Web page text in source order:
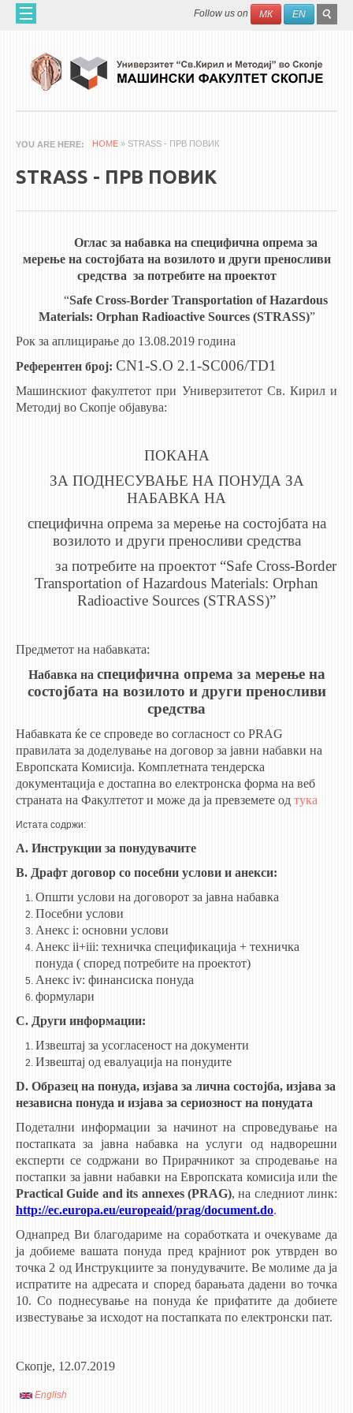
Skip to main content Search
Follow us on МК EN
ЗА НАС
60 ГОДИНИ МФ
НАУЧНА ДЕЈНОСТ
АПЛИКАТИВНА ДЕЈНОСТ
МЕЃУНАРОДНА СОРАБОТКА
ERASMUS+
CIRASIM
AIR QUALITY MODELLING
АКТИ
ИНФОРМАЦИИ ОД ЈАВЕН КАРАКТЕР
АНКЕТИ И САМОЕВАЛУАЦИИ
ЗАВРШНИ СМЕТКИ
ALUMNI MFS
ИЗВЕСТУВАЊА
РЕДОВНИ ПРОФ.
ВОНРЕДНИ ПРОФ.
ДОЦЕНТИ
ЛЕКТОРИ
ЛАБОРАНТИ
ПЕНЗИОНИРАН КАДАР
IN MEMORIAM
СТУДИИ
I ЦИКЛУС - ДОДИПЛОМСКИ
МЕЃУНАРОДНА РАЗМЕНА
ЕКВИВАЛЕНЦИИ ОД СТАРИ СТУДИСКИ ПРОГРАМИ
СТУДЕНТСКА СЛУЖБА
БИБЛИОТЕКА
ДА ВИНЧИ МАГАЗИН
СТИПЕНДИИ/ПРАКСИ
СТИПЕНДИИ
ПРАКСИ
YOU ARE HERE HOME » STRASS - ПРВ ПОВИК
STRASS - ПРВ ПОВИК
Оглас за набавка на специфична опрема за
мерење на состојбата на возилото и други преносливи
средства за потребите на проектот
“Safe Cross-Border Transportation of Hazardous
Materials: Orphan Radioactive Sources (STRASS)”
Рок за аплицирање до 13.08.2019 година
Референтен број: CN1-S.O 2.1-SC006/TD1
Машинскиот факултетот при Универзитетот Св. Кирил и
Методиј во Скопје објавува:
ПОКАНА
ЗА ПОДНЕСУВАЊЕ НА ПОНУДА ЗА
НАБАВКА НА
специфична опрема за мерење на состојбата на
возилото и други преносливи средства
за потребите на проектот “Safe Cross-Border
Transportation of Hazardous Materials: Orphan
Radioactive Sources (STRASS)”
Предметот на набавката:
Набавка на специфична опрема за мерење на
состојбата на возилото и други преносливи
средства
Набавката ќе се спроведе во согласност со PRAG
правилата за доделување на договор за јавни набавки на
Европската Комисија. Комплетната тендерска
документација е достапна во електронска форма на веб
страната на Факултетот и може да ја превземете од тука
Истата содржи:
A. Инструкции за понудувачите
B. Драфт договор со посебни услови и анекси:
Општи услови на договорот за јавна набавка
Посебни услови
Анекс i: основни услови
Анекс ii+iii: техничка спецификација + техничка
понуда ( според потребите на проектот)
Анекс iv: финансиска понуда
формулари
C. Други информации:
Извештај за усогласеност на документи
Извештај од евалуација на понудите
D. Образец на понуда, изјава за лична состојба, изјава за
независна понуда и изјава за сериозност на понудата
Подетални информации за начинот на спроведување на
постапката за јавна набавка на услуги од надворешни
експерти се содржани во Прирачникот за спродевање на
постапки за јавни набавки на Европската комисија или the
Practical Guide and its annexes (PRAG), на следниот линк:
http://ec.europa.eu/europeaid/prag/document.do.
Однапред Ви благодариме на соработката и очекуваме да
ја добиеме вашата понуда пред крајниот рок утврден во
точка 2 од Инструкциите за понудувачите. Ве молиме да ја
испратите на адресата и според барањата дадени во точка
10. Со поднесување на понуда ќе прифатите да добиете
известување за исходот на постапката по електронски пат.
Скопје, 12.07.2019
English